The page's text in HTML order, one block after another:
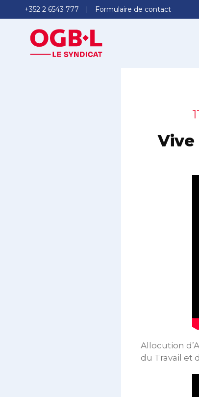
+352 2 6543 777 Formulaire de contact
Vive
Allocution
du Travail et